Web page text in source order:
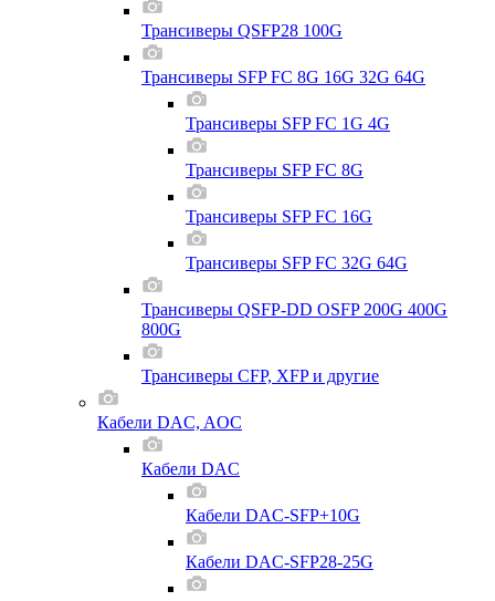
Трансиверы QSFP28 100G
Трансиверы SFP FC 8G 16G 32G 64G
Трансиверы SFP FC 1G 4G
Трансиверы SFP FC 8G
Трансиверы SFP FC 16G
Трансиверы SFP FC 32G 64G
Трансиверы QSFP-DD OSFP 200G 400G
800G
Трансиверы CFP, XFP и другие
Кабели DAC, AOC
Кабели DAC
Кабели DAC-SFP+10G
Кабели DAC-SFP28-25G